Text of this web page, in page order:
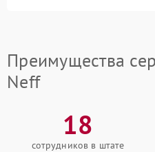
Преимущества
Neff
18
сотрудников в штате